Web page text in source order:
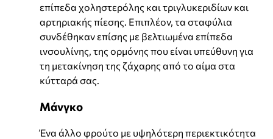
επίπεδα χοληστερόλης και τριγλυκεριδίων και
αρτηριακής πίεσης. Επιπλέον, τα σταφύλια
συνδέθηκαν επίσης με βελτιωμένα επίπεδα
ινσουλίνης, της ορμόνης που είναι υπεύθυνη για
τη μετακίνηση της ζάχαρης από το αίμα στα
κύτταρά σας.
Μάνγκο
Ένα άλλο φρούτο με υψηλότερη περιεκτικότητα